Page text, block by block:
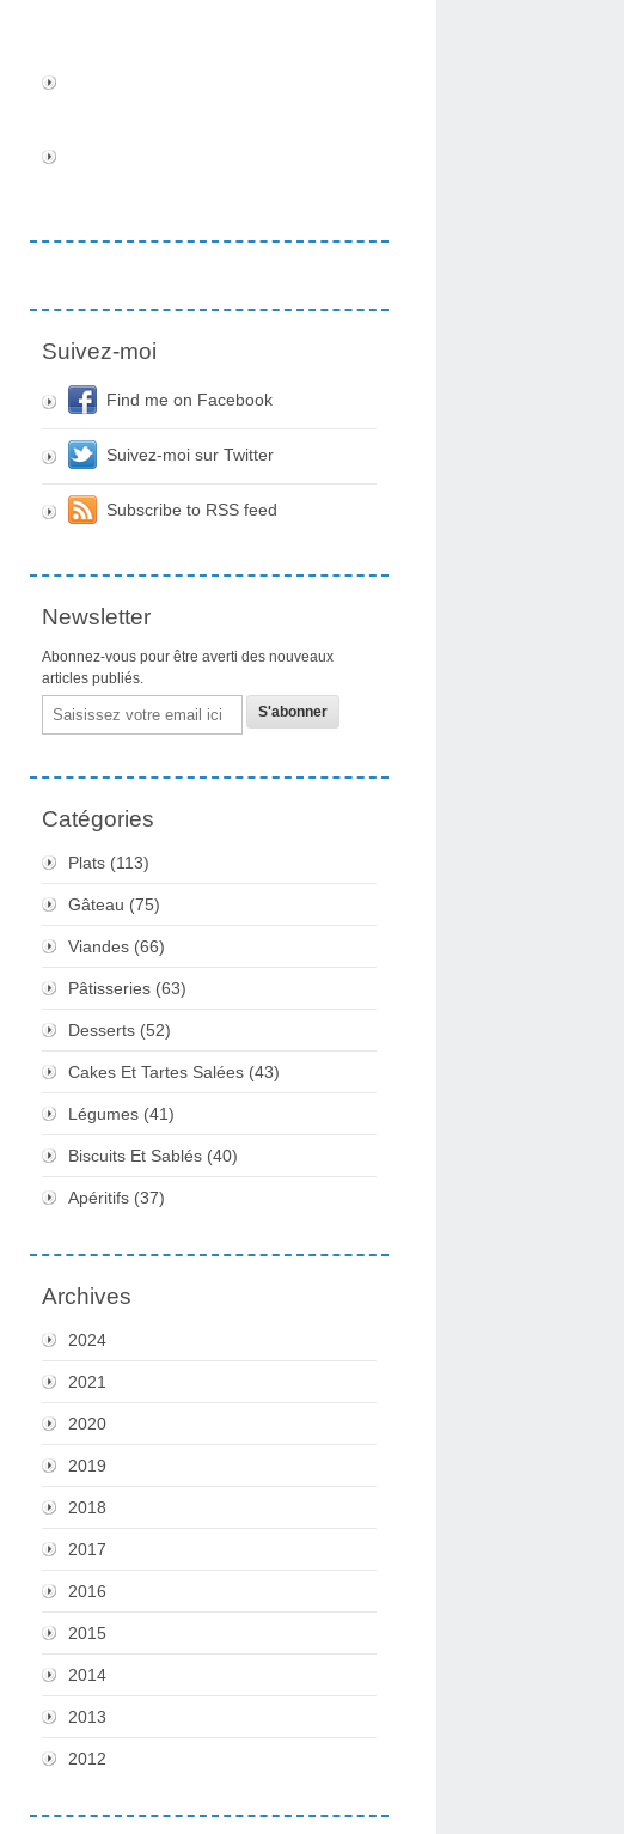
Suivez-moi
Find me on Facebook
Suivez-moi sur Twitter
Subscribe to RSS feed
Newsletter
Abonnez-vous pour être averti des nouveaux
articles publiés.
Email
Catégories
Plats (113)
Gâteau (75)
Viandes (66)
Pâtisseries (63)
Desserts (52)
Cakes Et Tartes Salées (43)
Légumes (41)
Biscuits Et Sablés (40)
Apéritifs (37)
Archives
2024
2021
2020
2019
2018
2017
2016
2015
2014
2013
2012